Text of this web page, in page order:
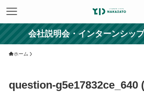
会社説明会・インターンシッ
ホーム
question-g5e17832ce_640